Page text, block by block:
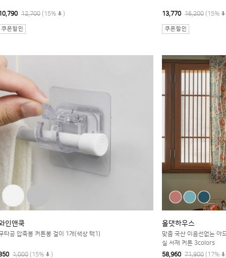
12,700 (15% ) 13,770 16,200 (15%
인앤쿡
타공 압축봉 커튼봉 걸이 1개(색상 택1)
1,000 (15% )
올댓하우스
맞춤 국산 이음선없는 아
실 서재 커튼 3colors
58,960 71,900 (17%